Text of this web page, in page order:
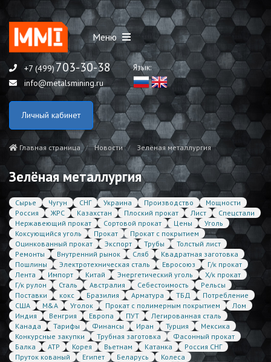
Меню
+7 (499)703-30-38
info@metalsmining.ru
Язык:
Личный кабинет
Главная страница Новости Зелёная металлургия
Зелёная металлургия
Сырье Чугун СНГ Украина Производство
Мощности
Россия
ЖРС Казахстан Плоский прокат Лист
Спецстали
Нержавеющий прокат
Сортовой прокат Цены
Уголь
Коксующийся уголь
Прокат
Прокат с покрытием
Оцинкованный прокат
Экспорт Трубы
Толстый лист
Ремонты
Внутренний рынок Сляб
Квадратная заготовка
Пошлины
Электротехническая сталь Евросоюз
Г/к прокат
Лента
Импорт Китай Энергетический уголь
Х/к прокат
Г/к рулон
Сталь Австралия Себестоимость
Рельсы
Поставки
кокс Бразилия Арматура ТБД
Потребление
США
M&A Уголок Прокат с полимерным покрытием
Лом
Индия
Венгрия Европа ПУТ
Легированная сталь
Канада
Тарифы Финансы Иран Турция
Мексика
Конкурсные закупки
Трубная заготовка
Фасонный прокат
Балка
АТР Корея Вьетнам Катанка
Россия СНГ
Пруток кованый
Египет Беларусь
Колеса